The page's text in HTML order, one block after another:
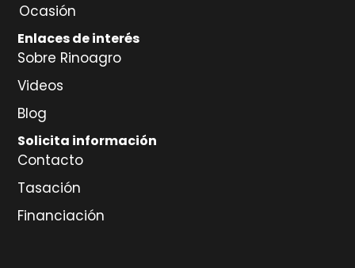
Ocasión
Enlaces de interés
Sobre Rinoagro
Videos
Blog
Solicita información
Contacto
Tasación
Financiación